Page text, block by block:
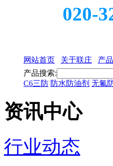
020-
网站首页 关于联庄 产
产品搜索:
C6三防 防水防油剂 无氟
资讯中心
行业动态